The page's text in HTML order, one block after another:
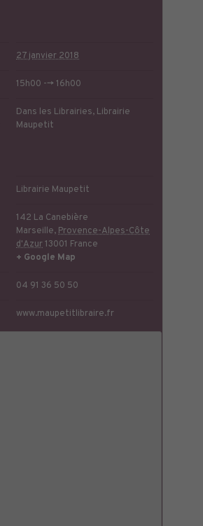
27 janvier 2018
15h00 --> 16h00
Dans les Librairies, Librairie
Maupetit
Librairie Maupetit
142 La Canebière
Marseille,Provence-Alpes-Côte
d'Azur13001 France
+ Google Map
04 91 36 50 50
www.maupetitlibraire.fr